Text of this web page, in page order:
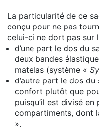
La particularité de ce
conçu pour ne pas
celui-ci ne dort pas sur
d’une part le dos du
deux bandes
matelas (système «
d’autre part le dos
confort plutôt que
puisqu’il est divisé
compartiments, dont
».